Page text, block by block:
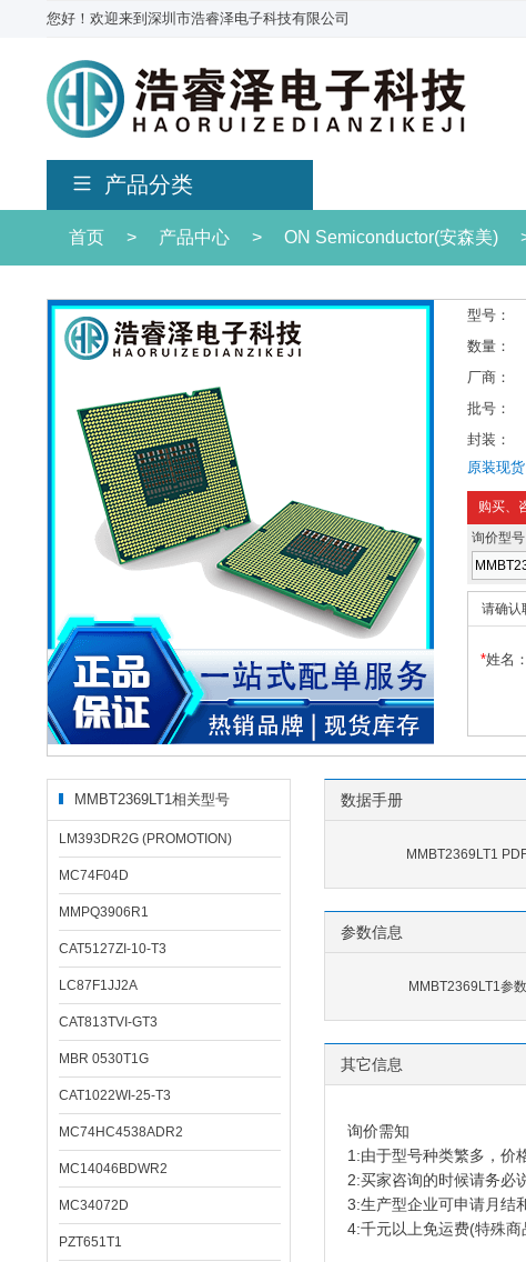
您好！欢迎来到深圳市浩睿泽电子科技有限公司
产品分类
首页 > 产品中心 > ON Semiconductor(安森美)
型号：
数量：
厂商：
批号：
封装：
原装现
购买、
询价型号
请确认
*姓名：
MMBT2369LT1相关型号
LM393DR2G (PROMOTION)
MC74F04D
MMPQ3906R1
CAT5127ZI-10-T3
LC87F1JJ2A
CAT813TVI-GT3
MBR 0530T1G
CAT1022WI-25-T3
MC74HC4538ADR2
MC14046BDWR2
MC34072D
PZT651T1
数据手册
MMBT2369LT1
参数信息
MMBT2369LT1参
其它信息
询价需知
1:由于型号种类繁多，价
2:买家咨询的时候请务必
3:生产型企业可申请月结
4:千元以上免运费(特殊商